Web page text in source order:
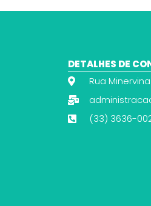
DETALHES DE
Rua
(33) 3636-